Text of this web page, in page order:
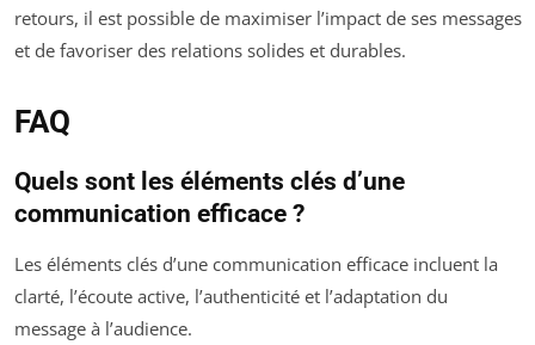
retours, il est possible de maximiser l’impact de ses messages
et de favoriser des relations solides et durables.
FAQ
Quels sont les éléments clés d’une
communication efficace ?
Les éléments clés d’une communication efficace incluent la
clarté, l’écoute active, l’authenticité et l’adaptation du
message à l’audience.